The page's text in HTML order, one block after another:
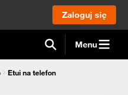
Zaloguj się
Menu
Etui na telefon